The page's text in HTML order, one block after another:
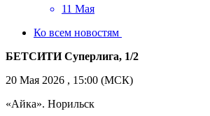
11 Мая
Ко всем новостям
БЕТСИТИ Суперлига, 1/2
20 Мая 2026 , 15:00 (МСК)
«Айка». Норильск